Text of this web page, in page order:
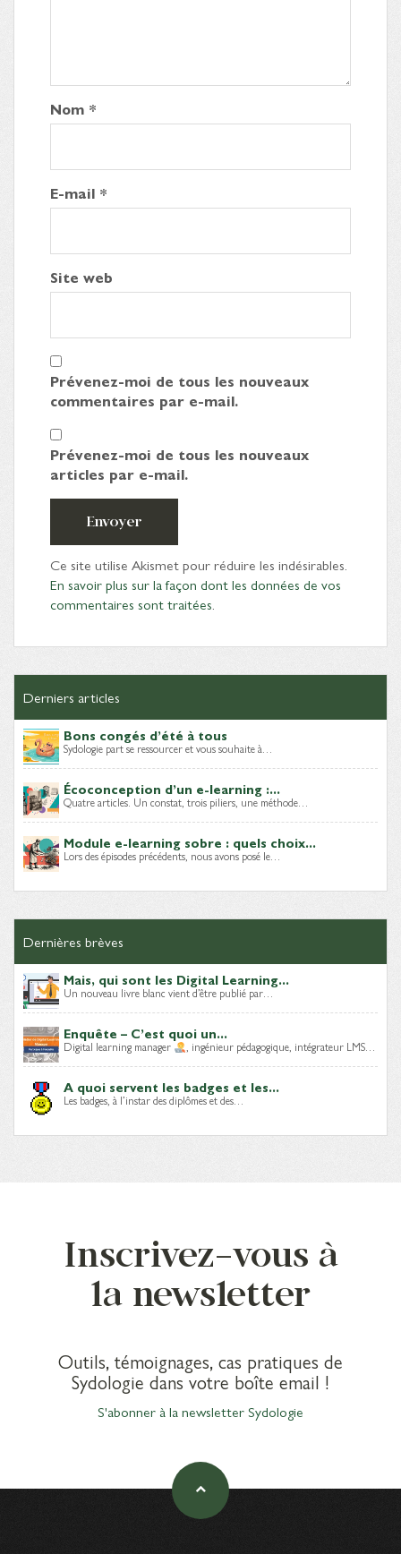
Nom *
E-mail *
Site web
Prévenez-moi de tous les nouveaux
commentaires par e-mail.
Prévenez-moi de tous les nouveaux
articles par e-mail.
Envoyer
Ce site utilise Akismet pour réduire les indésirables.
En savoir plus sur la façon dont les données de vos
commentaires sont traitées.
Derniers articles
Bons congés d’été à tous
Sydologie part se ressourcer et vous souhaite à…
Écoconception d’un e-learning :...
Quatre articles. Un constat, trois piliers, une méthode…
Module e-learning sobre : quels choix...
Lors des épisodes précédents, nous avons posé le…
Dernières brèves
Mais, qui sont les Digital Learning...
Un nouveau livre blanc vient d’être publié par…
Enquête – C’est quoi un...
Digital learning manager , ingénieur pédagogique, intégrateur LMS…
A quoi servent les badges et les...
Les badges, à l’instar des diplômes et des…
Inscrivez-vous à
la newsletter
Outils, témoignages, cas pratiques de
Sydologie dans votre boîte email !
S'abonner à la newsletter Sydologie